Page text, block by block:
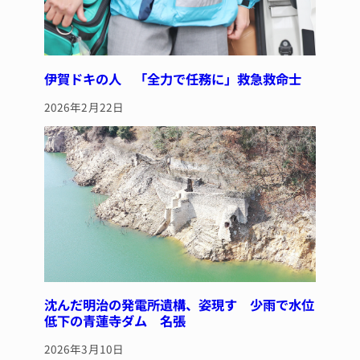
伊賀ドキの人 「全力で任務に」救急救命士
2026年2月22日
沈んだ明治の発電所遺構、姿現す 少雨で水位
低下の青蓮寺ダム 名張
2026年3月10日